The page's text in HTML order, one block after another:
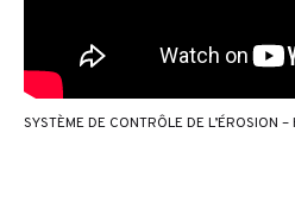
SYSTÈME DE CONTRÔLE DE L’ÉROSION